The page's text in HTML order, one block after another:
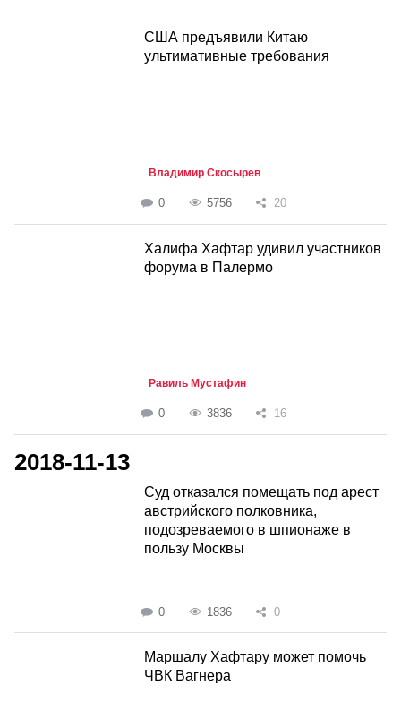
США предъявили Китаю
ультимативные требования
Владимир Скосырев
0 5756 20
Халифа Хафтар удивил участников
форума в Палермо
Равиль Мустафин
0 3836 16
2018-11-13
Суд отказался помещать под арест
австрийского полковника,
подозреваемого в шпионаже в
пользу Москвы
0 1836 0
Маршалу Хафтару может помочь
ЧВК Вагнера